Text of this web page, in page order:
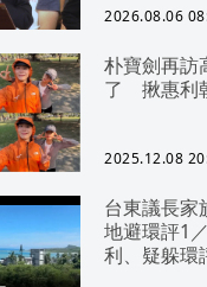
2026.08.06
朴寶劍再訪
了 揪惠利
2025.12.08
台東議長
地避環評1
利、疑躲